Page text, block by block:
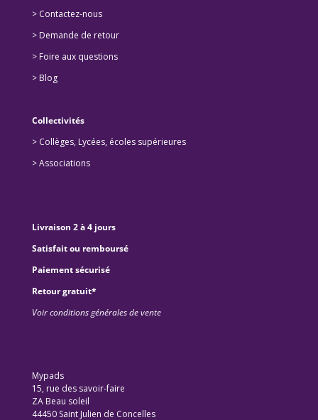
> Contactez-nous
> Demande de retour
> Foire aux questions
> Blog
Collectivités
> Collèges, Lycées, écoles supérieures
>Associations
Livraison 2 à 4 jours
Satisfait ou remboursé
Paiement sécurisé
Retour gratuit*
Voir conditions générales de vente
Mypads
15, rue des savoir-faire
ZA Beau soleil
44450 Saint Julien de Concelles